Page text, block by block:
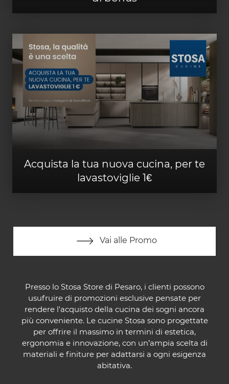
Acquista la tua nuova cucina, per te
lavastoviglie 1€
Vai alle Promo
Presso lo Stosa Store di Pesaro, i clienti possono
usufruire di promozioni esclusive pensate per
rendere l'acquisto della cucina dei sogni ancora
più conveniente. Le cucine Stosa sono progettate
per offrire il massimo in termini di estetica,
ergonomia e innovazione, con un’ampia scelta di
materiali e finiture per adattarsi a ogni esigenza
abitativa.